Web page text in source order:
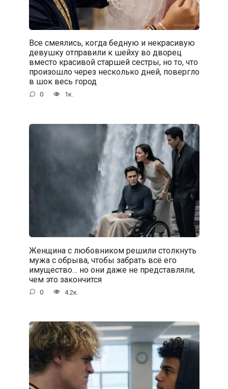
Все смеялись, когда бедную и некрасивую
девушку отправили к шейху во дворец
вместо красивой старшей сестры, но то, что
произошло через несколько дней, повергло
в шок весь город
0 1к.
Женщина с любовником решили столкнуть
мужа с обрыва, чтобы забрать всё его
имущество… но они даже не представляли,
чем это закончится
0 4.2к.